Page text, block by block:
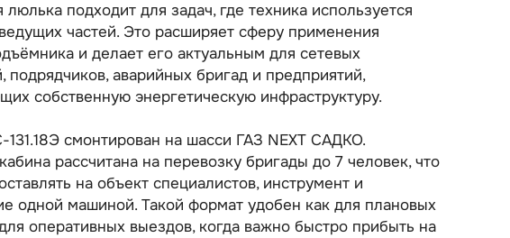
люлька подходит для задач, где техника используется
частей. Это расширяет сферу применения
и делает его актуальным для сетевых
подрядчиков, аварийных бригад и предприятий,
собственную энергетическую инфраструктуру.
смонтирован на шасси ГАЗ NEXT САДКО.
рассчитана на перевозку бригады до 7 человек, что
на объект специалистов, инструмент и
одной машиной. Такой формат удобен как для плановых
оперативных выездов, когда важно быстро прибыть на